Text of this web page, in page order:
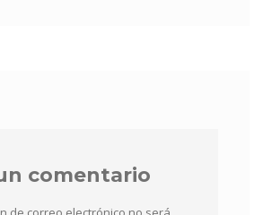
comentario